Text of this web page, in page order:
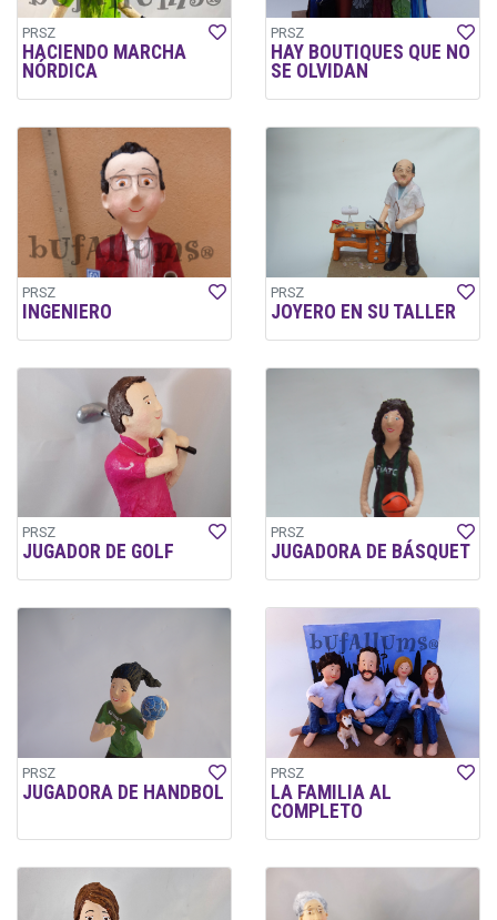
PRSZ
HACIENDO MARCHA
NÓRDICA
PRSZ
HAY BOUTIQUES QUE NO
SE OLVIDAN
PRSZ
INGENIERO
PRSZ
JOYERO EN SU TALLER
PRSZ
JUGADOR DE GOLF
PRSZ
JUGADORA DE BÁSQUET
PRSZ
JUGADORA DE HANDBOL
PRSZ
LA FAMILIA AL
COMPLETO